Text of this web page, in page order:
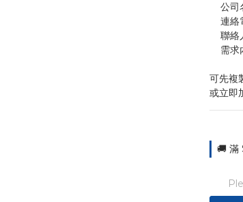
公
連
聯
可先複
或立即
🚚 滿